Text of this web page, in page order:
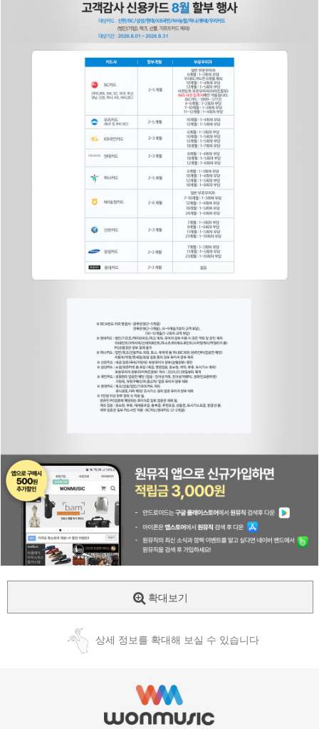
확대보기
상세 정보를 확대해 보실 수 있습니다